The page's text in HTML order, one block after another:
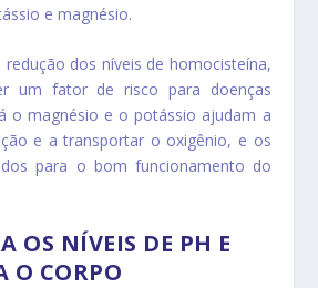
e magnésio.
dos níveis de homocisteína,
um fator de risco para doenças
o magnésio e o potássio ajudam a
e a transportar o oxigênio, e os
para o bom funcionamento do
OS NÍVEIS DE PH E
O CORPO